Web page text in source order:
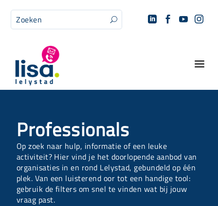
U    
a
Professionals
Op zoek naar hulp, informatie of een leuke
activiteit? Hier vind je het doorlopende aanbod van
organisaties in en rond Lelystad, gebundeld op één
plek. Van een luisterend oor tot een handige tool:
gebruik de filters om snel te vinden wat bij jouw
vraag past.